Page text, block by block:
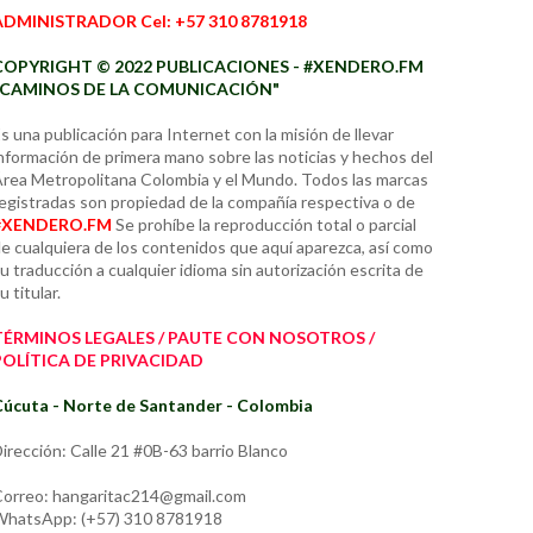
Cel: +57 310 8781918
© 2022 PUBLICACIONES - #XENDERO.FM
DE LA COMUNICACIÓN"
una publicación para Internet con la misión de llevar
de primera mano sobre las noticias y hechos del
Metropolitana Colombia y el Mundo. Todos las marcas
son propiedad de la compañía respectiva o de
Se prohíbe la reproducción total o parcial
cualquiera de los contenidos que aquí aparezca, así como
traducción a cualquier idioma sin autorización escrita de
titular.
LEGALES / PAUTE CON NOSOTROS /
DE PRIVACIDAD
- Norte de Santander - Colombia
Calle 21 #0B-63 barrio Blanco
hangaritac214@gmail.com
(+57) 310 8781918